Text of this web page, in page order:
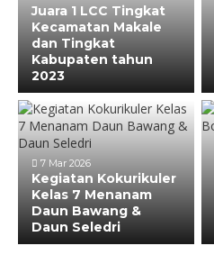
Juara 1 LCC Tingkat
Kecamatan Makale
dan Tingkat
Kabupaten tahun
2023
7 Mar 2026
Kegiatan Kokurikuler
Kelas 7 Menanam
Daun Bawang &
Daun Seledri